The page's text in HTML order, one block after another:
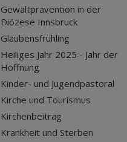
Gewaltprävention in der
Diözese Innsbruck
Glaubensfrühling
Heiliges Jahr 2025 - Jahr der
Hoffnung
Kinder- und Jugendpastoral
Kirche und Tourismus
Kirchenbeitrag
Krankheit und Sterben